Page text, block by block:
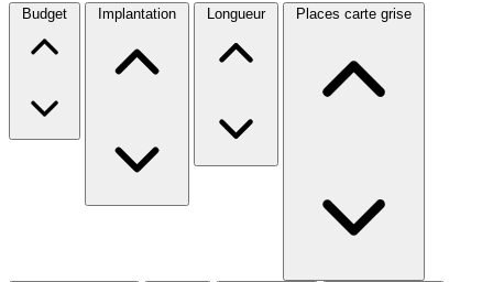
Budget Implantation Longueur Places carte grise